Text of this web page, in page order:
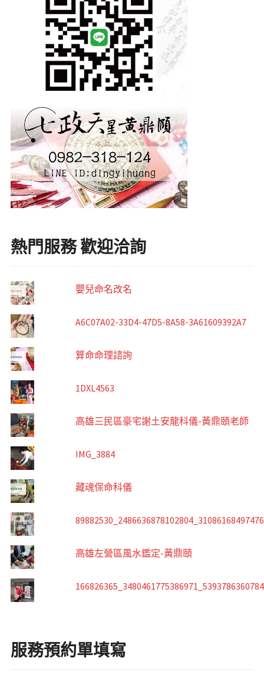
熱門服務 歡迎洽詢
嬰兒命名改名
A6C07A02-33D4-47D5-8A58-3A61609392A7
算命命理諮詢
1DXL4563
高雄三民區豪宅謝土安龍科儀-黃鼎頤老師
IMG_3884
藏魂保命科儀
高雄左營區風水鑑定-黃鼎頤
服務預約單填寫